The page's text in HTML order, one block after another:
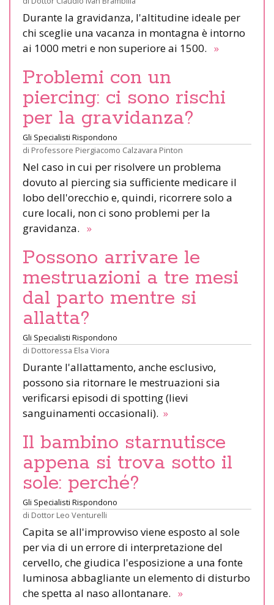
Durante la gravidanza, l'altitudine ideale per
chi sceglie una vacanza in montagna è intorno
ai 1000 metri e non superiore ai 1500. »
Problemi con un
piercing: ci sono rischi
per la gravidanza?
Gli Specialisti Rispondono
di Professore Piergiacomo Calzavara Pinton
Nel caso in cui per risolvere un problema
dovuto al piercing sia sufficiente medicare il
lobo dell'orecchio e, quindi, ricorrere solo a
cure locali, non ci sono problemi per la
gravidanza. »
Possono arrivare le
mestruazioni a tre mesi
dal parto mentre si
allatta?
Gli Specialisti Rispondono
di Dottoressa Elsa Viora
Durante l'allattamento, anche esclusivo,
possono sia ritornare le mestruazioni sia
verificarsi episodi di spotting (lievi
sanguinamenti occasionali). »
Il bambino starnutisce
appena si trova sotto il
sole: perché?
Gli Specialisti Rispondono
di Dottor Leo Venturelli
Capita se all'improvviso viene esposto al sole
per via di un errore di interpretazione del
cervello, che giudica l'esposizione a una fonte
luminosa abbagliante un elemento di disturbo
che spetta al naso allontanare. »